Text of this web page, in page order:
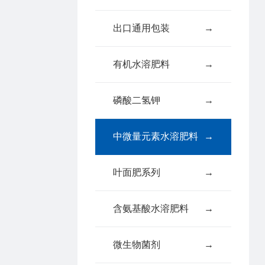
出口通用包装 →
有机水溶肥料 →
磷酸二氢钾 →
中微量元素水溶肥料 →
叶面肥系列 →
含氨基酸水溶肥料 →
微生物菌剂 →